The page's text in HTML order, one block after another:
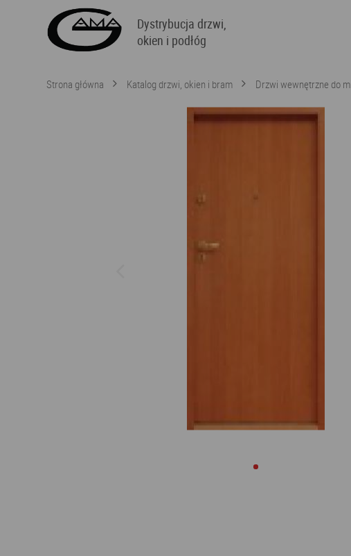
Dystrybucja drzwi,
okien i podłóg
Strona główna Katalog drzwi, okien i bram Drzwi wewnętrzne do